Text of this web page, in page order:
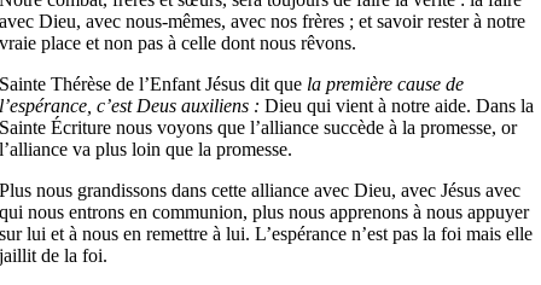
avec Dieu, avec nous-mêmes, avec nos frères ; et savoir rester à notre
vraie place et non pas à celle dont nous rêvons.
Sainte Thérèse de l’Enfant Jésus dit que la première cause de
l’espérance, c’est Deus auxiliens :Dieu qui vient à notre aide. Dans la
Sainte Écriture nous voyons que l’alliance succède à la promesse, or
l’alliance va plus loin que la promesse.
Plus nous grandissons dans cette alliance avec Dieu, avec Jésus avec
qui nous entrons en communion, plus nous apprenons à nous appuyer
sur lui et à nous en remettre à lui. L’espérance n’est pas la foi mais elle
jaillit de la foi.